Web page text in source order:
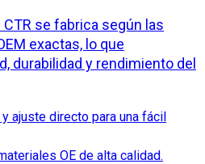
se fabrica según las
exactas, lo que
durabilidad y rendimiento del
y ajuste directo para una fácil
OE de alta calidad.